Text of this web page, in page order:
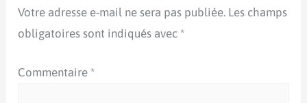
Votre adresse e-mail ne sera pas publiée. Les champs
obligatoires sont indiqués avec *
Commentaire *